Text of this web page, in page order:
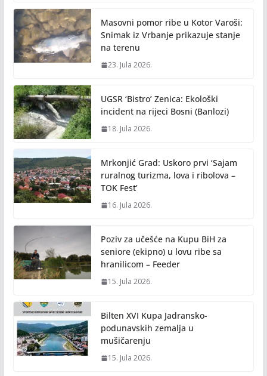
Masovni pomor ribe u Kotor Varoši:
Snimak iz Vrbanje prikazuje stanje
na terenu
23. Jula 2026.
UGSR ‘Bistro’ Zenica: Ekološki
incident na rijeci Bosni (Banlozi)
18. Jula 2026.
Mrkonjić Grad: Uskoro prvi ‘Sajam
ruralnog turizma, lova i ribolova –
TOK Fest’
16. Jula 2026.
Poziv za učešće na Kupu BiH za
seniore (ekipno) u lovu ribe sa
hranilicom – Feeder
15. Jula 2026.
Bilten XVI Kupa Jadransko-
podunavskih zemalja u
mušičarenju
15. Jula 2026.